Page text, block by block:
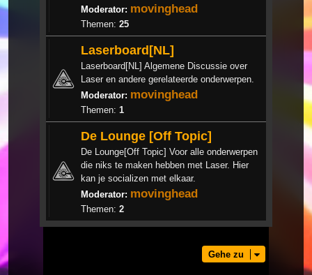
Moderator: movinghead
Themen: 25
Laserboard[NL]
Laserboard[NL] Algemene Discussie over
Laser en andere gerelateerde onderwerpen.
Moderator: movinghead
Themen: 1
De Lounge [Off Topic]
De Lounge[Off Topic] Voor alle onderwerpen
die niks te maken hebben met Laser. Hier
kan je socializen met elkaar.
Moderator: movinghead
Themen: 2
Gehe zu